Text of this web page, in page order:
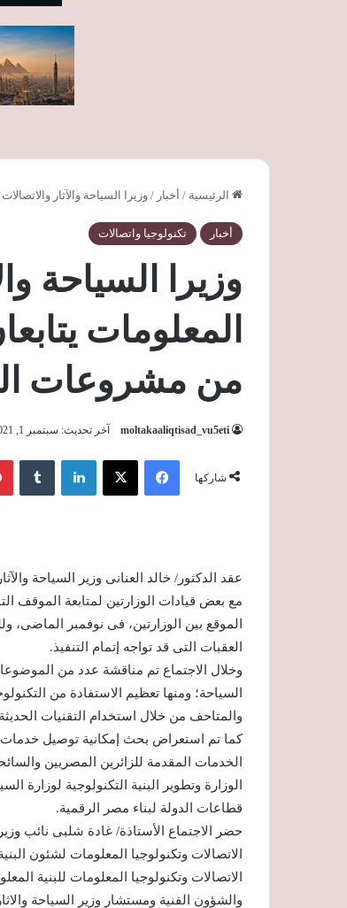
الرئيسية / أخبار / وزيرا السياحة والآثار
أخبار تكنولوجيا واتصالات
وزيرا السياحة
المعلومات
من مشروعات
moltakaaliqtisad_vu5eti آخر تحديث: سبتمبر 1, 2021
شاركها
فيسبوك ‫X لينكدإن
عقد الدكتور/ خالد العنانى وزير السياحة
مع بعض قيادات الوزارتين لمتابعة الموقف
الموقع بين الوزارتين، فى نوفمبر الماضى،
العقبات التى قد تواجه إتمام التنفيذ.
وخلال الاجتماع تم مناقشة عدد من
السياحة؛ ومنها تعظيم الاستفادة من
والمتاحف من خلال استخدام التقنيات
الخدمات المقدمة للزائرين المصريين
الوزارة وتطوير البنية التكنولوجية لوزارة
قطاعات الدولة لبناء مصر الرقمية.
حضر الاجتماع الأستاذة/ غادة شلبى نائب
الاتصالات وتكنولوجيا المعلومات لشئون
الاتصالات وتكنولوجيا المعلومات للبنية
والشؤون الفنية ومستشار وزير السياحة